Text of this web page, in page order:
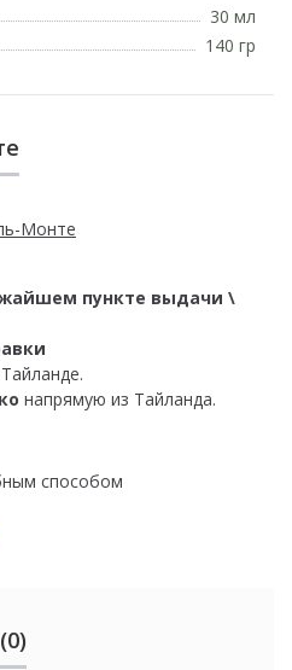
30 мл
140 гр
Монте
пункте выдачи \
напрямую из Тайланда.
способом